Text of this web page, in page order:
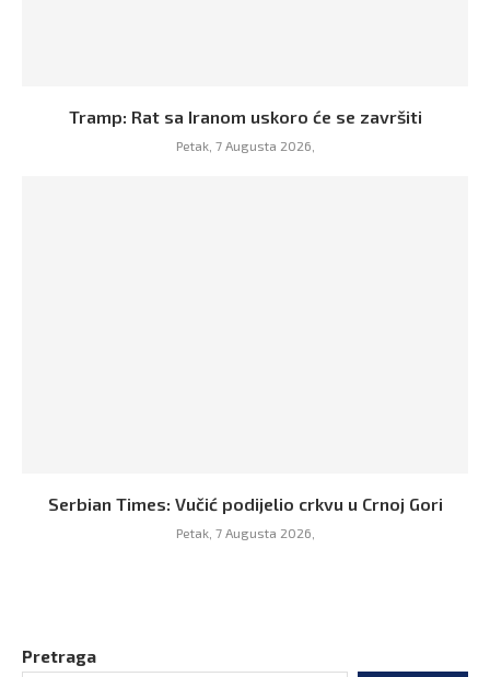
Tramp: Rat sa Iranom uskoro će se završiti
Petak, 7 Augusta 2026,
Serbian Times: Vučić podijelio crkvu u Crnoj Gori
Petak, 7 Augusta 2026,
Pretraga